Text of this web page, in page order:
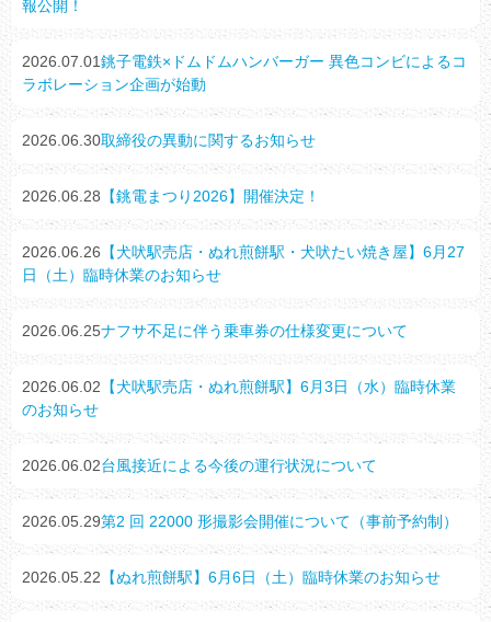
報公開！
2026.07.01銚子電鉄×ドムドムハンバーガー 異色コンビによるコ
ラボレーション企画が始動
2026.06.30取締役の異動に関するお知らせ
2026.06.28 【銚電まつり2026】開催決定！
2026.06.26 【犬吠駅売店・ぬれ煎餅駅・犬吠たい焼き屋】6月27
日（土）臨時休業のお知らせ
2026.06.25ナフサ不足に伴う乗車券の仕様変更について
2026.06.02 【犬吠駅売店・ぬれ煎餅駅】6月3日（水）臨時休業
のお知らせ
2026.06.02台風接近による今後の運行状況について
2026.05.29第2 回 22000 形撮影会開催について（事前予約制）
2026.05.22 【ぬれ煎餅駅】6月6日（土）臨時休業のお知らせ